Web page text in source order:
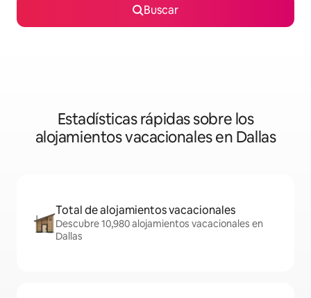
Buscar
Estadísticas rápidas sobre los
alojamientos vacacionales en Dallas
Total de alojamientos vacacionales
Descubre 10,980 alojamientos vacacionales en
Dallas